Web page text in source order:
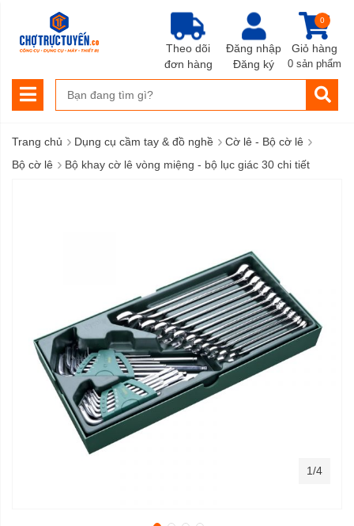
Đăng nhập
Đăng ký
Giỏ hàng
0
0 sản phẩm
Theo dõi
đơn hàng
Trang chủ › Dụng cụ cầm tay & đồ nghề › Cờ lê - Bộ cờ lê ›
Bộ cờ lê › Bộ khay cờ lê vòng miệng - bộ lục giác 30 chi tiết
1/4